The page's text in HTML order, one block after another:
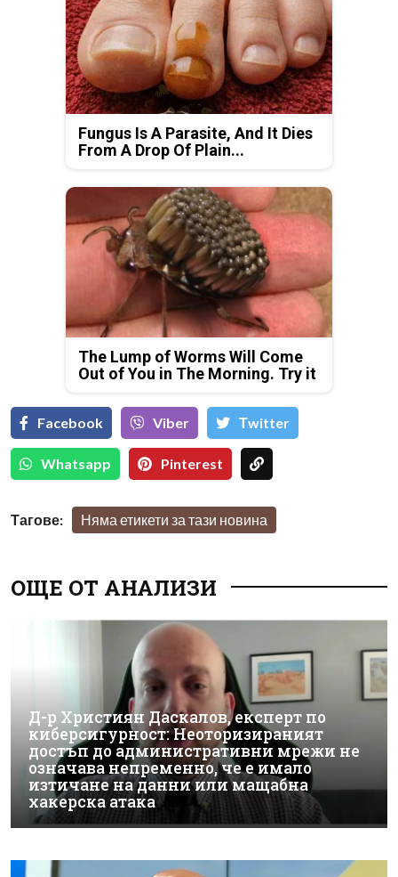
Fungus Is A Parasite, And It Dies
From A Drop Of Plain...
The Lump of Worms Will Come
Out of You in The Morning. Try it
Facebook Viber Тwitter
Whatsapp Pinterest
Тагове: Няма етикети за тази новина
ОЩЕ ОТ АНАЛИЗИ
Д-р Християн Даскалов, експерт по
киберсигурност: Неоторизираният
достъп до административни мрежи не
означава непременно, че е имало
изтичане на данни или мащабна
хакерска атака